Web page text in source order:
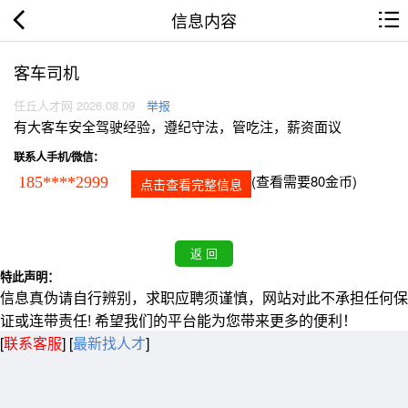
信息内容
客车司机
任丘人才网 2026.08.09 举报
有大客车安全驾驶经验，遵纪守法，管吃注，薪资面议
联系人手机/微信：
185****2999 点击查看完整信息 (查看需要80金币)
特此声明：
信息真伪请自行辨别，求职应聘须谨慎，网站对此不承担任何保
证或连带责任! 希望我们的平台能为您带来更多的便利！
[联系客服] [最新找人才]